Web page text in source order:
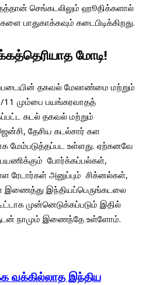
செங்கடலிலும் ஹூதிக்களால்
பாதுகாக்கவும் கடைபிடிக்கிறது.
மோடி!
தகவல் மேலாண்மை மற்றும்
11 மும்பை பயங்கரவாதத்
கடல் தகவல் மற்றும்
தேசிய கடல்சார் கள
மேம்படுத்தப்பட உள்ளது. ஏற்கனவே
போர்க்கப்பல்கள்,
ரேடார்கள் அனுப்பும் சிக்னல்கள்,
இந்தியப்பெருங்கடலை
முன்னெடுக்கப்படும் இதில்
நாமும் இணைந்தே உள்ளோம்.
வக்கில்லாத இந்திய